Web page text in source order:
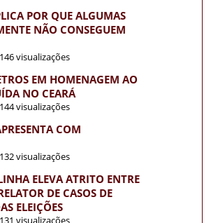
POR QUE ALGUMAS
NÃO CONSEGUEM
146 visualizações
EM HOMENAGEM AO
NO CEARÁ
144 visualizações
COM
132 visualizações
ELEVA ATRITO ENTRE
DE CASOS DE
ELEIÇÕES
131 visualizações